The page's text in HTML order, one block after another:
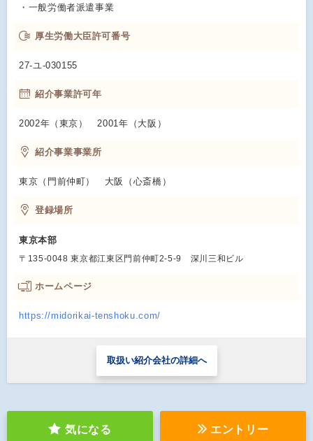
・一般労働者派遣事業
厚生労働大臣許可番号
27-ユ-030155
紹介事業許可年
2002年（東京） 2001年（大阪）
紹介事業事業所
東京（門前仲町） 大阪（心斎橋）
登録場所
東京本部
〒135‐0048 東京都江東区門前仲町2-5-9 深川三和ビル
ホームページ
https://midorikai-tenshoku.com/
取扱い紹介会社の詳細へ
気になる エントリー